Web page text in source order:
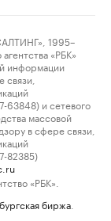
1995–
«РБК»
информации
и сетевого
массовой
в сфере связи,
82385)
«РБК».
биржа